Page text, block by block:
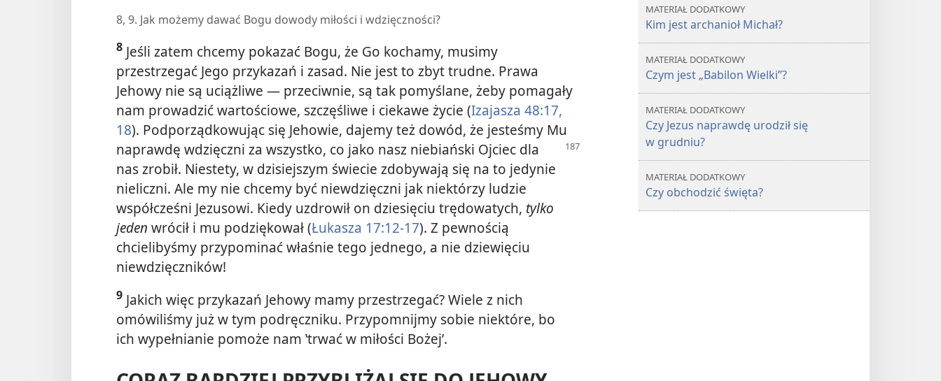
8, 9. Jak możemy dawać Bogu dowody miłości i wdzięczności?
8 Jeśli zatem chcemy pokazać Bogu, że Go kochamy, musimy
przestrzegać Jego przykazań i zasad. Nie jest to zbyt trudne. Prawa
Jehowy nie są uciążliwe — przeciwnie, są tak pomyślane, żeby pomagały
nam prowadzić wartościowe, szczęśliwe i ciekawe życie (Izajasza 48:17,
18). Podporządkowując się Jehowie, dajemy też dowód, że jesteśmy Mu
naprawdę wdzięczni za wszystko, co jako nasz niebiański Ojciec dla
nas zrobił. Niestety, w dzisiejszym świecie zdobywają się na to jedynie
nieliczni. Ale my nie chcemy być niewdzięczni jak niektórzy ludzie
współcześni Jezusowi. Kiedy uzdrowił on dziesięciu trędowatych, tylko
jeden wrócił i mu podziękował (Łukasza 17:12-17). Z pewnością
chcielibyśmy przypominać właśnie tego jednego, a nie dziewięciu
niewdzięczników!
9 Jakich więc przykazań Jehowy mamy przestrzegać? Wiele z nich
omówiliśmy już w tym podręczniku. Przypomnijmy sobie niektóre, bo
ich wypełnianie pomoże nam ‛trwać w miłości Bożej’.
MATERIAŁ DODATKOWY
Kim jest archanioł Michał?
MATERIAŁ DODATKOWY
Czym jest „Babilon Wielki”?
MATERIAŁ DODATKOWY
Czy Jezus naprawdę urodził się
w grudniu?
MATERIAŁ DODATKOWY
Czy obchodzić święta?